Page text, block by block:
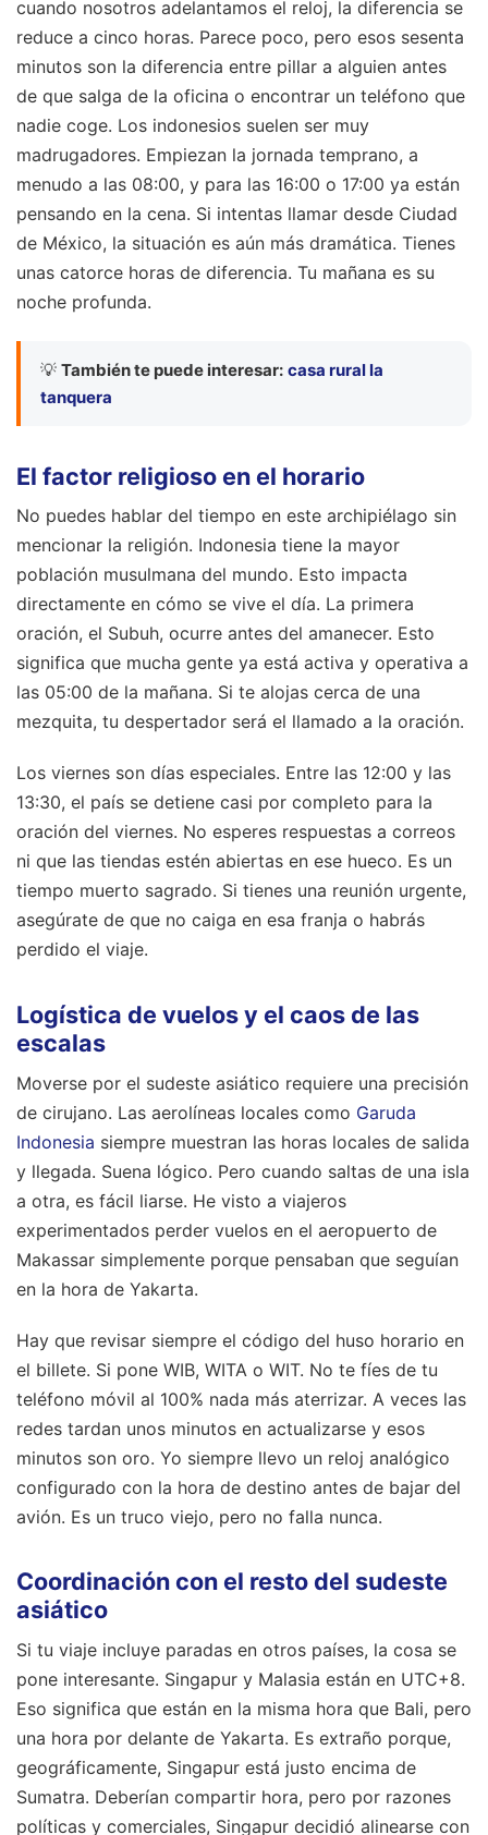
cuando nosotros adelantamos el reloj, la diferencia se
reduce a cinco horas. Parece poco, pero esos sesenta
minutos son la diferencia entre pillar a alguien antes
de que salga de la oficina o encontrar un teléfono que
nadie coge. Los indonesios suelen ser muy
madrugadores. Empiezan la jornada temprano, a
menudo a las 08:00, y para las 16:00 o 17:00 ya están
pensando en la cena. Si intentas llamar desde Ciudad
de México, la situación es aún más dramática. Tienes
unas catorce horas de diferencia. Tu mañana es su
noche profunda.
💡 También te puede interesar: casa rural la
tanquera
El factor religioso en el horario
No puedes hablar del tiempo en este archipiélago sin
mencionar la religión. Indonesia tiene la mayor
población musulmana del mundo. Esto impacta
directamente en cómo se vive el día. La primera
oración, el Subuh, ocurre antes del amanecer. Esto
significa que mucha gente ya está activa y operativa a
las 05:00 de la mañana. Si te alojas cerca de una
mezquita, tu despertador será el llamado a la oración.
Los viernes son días especiales. Entre las 12:00 y las
13:30, el país se detiene casi por completo para la
oración del viernes. No esperes respuestas a correos
ni que las tiendas estén abiertas en ese hueco. Es un
tiempo muerto sagrado. Si tienes una reunión urgente,
asegúrate de que no caiga en esa franja o habrás
perdido el viaje.
Logística de vuelos y el caos de las
escalas
Moverse por el sudeste asiático requiere una precisión
de cirujano. Las aerolíneas locales como Garuda
Indonesia siempre muestran las horas locales de salida
y llegada. Suena lógico. Pero cuando saltas de una isla
a otra, es fácil liarse. He visto a viajeros
experimentados perder vuelos en el aeropuerto de
Makassar simplemente porque pensaban que seguían
en la hora de Yakarta.
Hay que revisar siempre el código del huso horario en
el billete. Si pone WIB, WITA o WIT. No te fíes de tu
teléfono móvil al 100% nada más aterrizar. A veces las
redes tardan unos minutos en actualizarse y esos
minutos son oro. Yo siempre llevo un reloj analógico
configurado con la hora de destino antes de bajar del
avión. Es un truco viejo, pero no falla nunca.
Coordinación con el resto del sudeste
asiático
Si tu viaje incluye paradas en otros países, la cosa se
pone interesante. Singapur y Malasia están en UTC+8.
Eso significa que están en la misma hora que Bali, pero
una hora por delante de Yakarta. Es extraño porque,
geográficamente, Singapur está justo encima de
Sumatra. Deberían compartir hora, pero por razones
políticas y comerciales, Singapur decidió alinearse con